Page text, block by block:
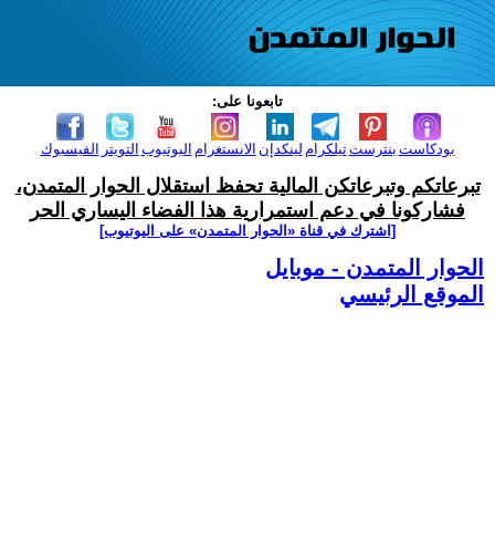
تابعونا على:
الفيسبوك التويتر اليوتيوب الانستغرام لينكدإن تيلكرامبنترست بودكاست
تبرعاتكم وتبرعاتكن المالية تحفظ استقلال الحوار المتمدن،
فشاركونا في دعم استمرارية هذا الفضاء اليساري الحر
[اشترك في قناة ‫«الحوار المتمدن» على اليوتيوب]
الحوار المتمدن - موبايل
الموقع الرئيسي